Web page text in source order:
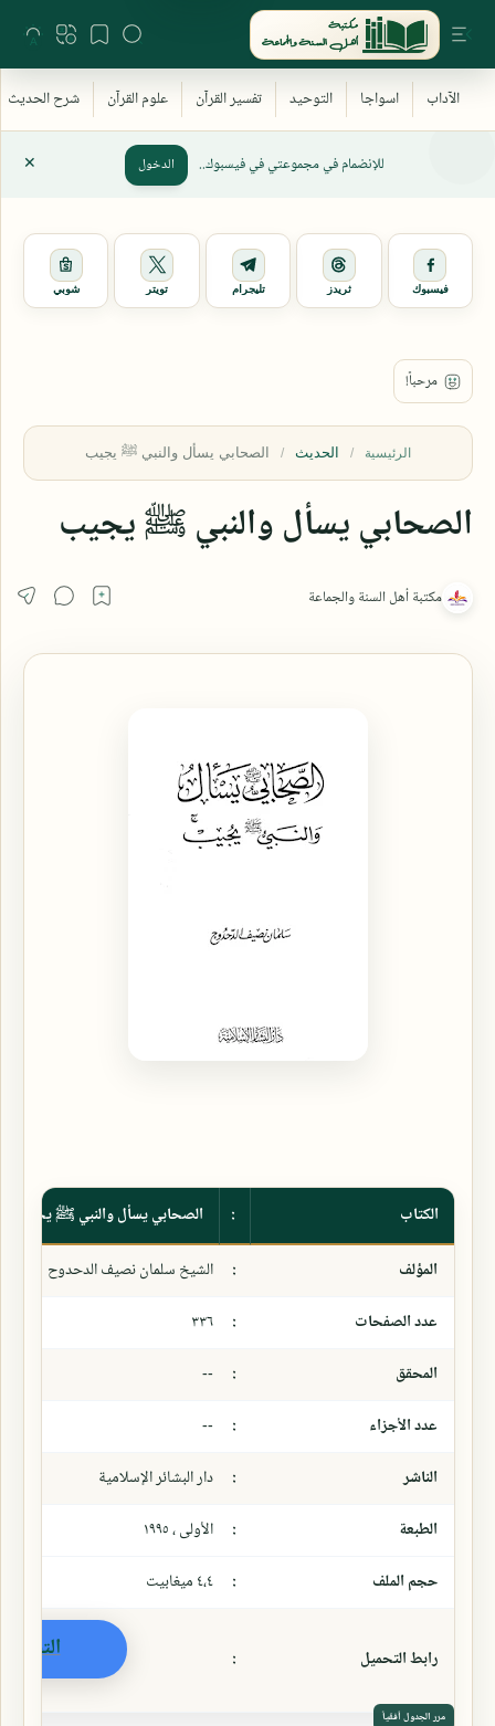
للإنضمام في مجموعتي في فيسبوك.. الدخول
فيسبوك ثريدز تليجرام تويتر شوبي
الرئيسية الحديث
الصحابي يسأل والنبي ﷺ يجيب
الكتاب :
الصحابي يسأل والنبي ﷺ يجيب
المؤلف
:
الشيخ سلمان نصيف الدحدوح
عدد الصفحات
:
٣٣٦
المحقق
:
--
عدد الأجزاء
:
--
الناشر
:
دار البشائر الإسلامية
الطبعة
:
الأولى ، ١٩٩٥
حجم الملف
: ٤،٤ ميغابيت
رابط التحميل : التحميل